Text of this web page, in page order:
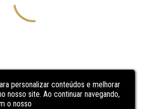
personalizar conteúdos e melhorar
nosso site. Ao continuar navegando,
o nosso